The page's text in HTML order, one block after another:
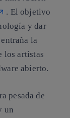
. El objetivo
y dar
la
los artistas
abierto.
pesada de
un